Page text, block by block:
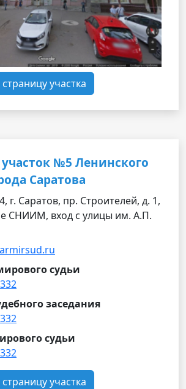
участка
№5 Ленинского
Саратова
г. Саратов, пр. Строителей, д. 1,
СНИИМ, вход с улицы им. А.П.
судьи
заседания
судьи
участка